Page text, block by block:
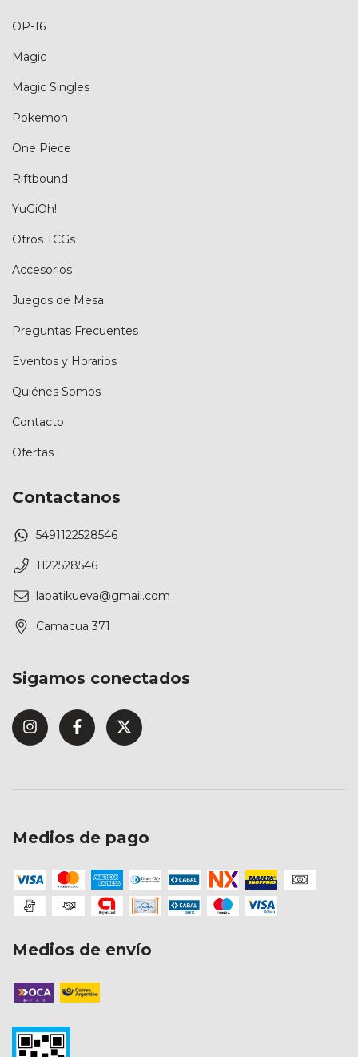
OP-16
Magic
Magic Singles
Pokemon
One Piece
Riftbound
YuGiOh!
Otros TCGs
Accesorios
Juegos de Mesa
Preguntas Frecuentes
Eventos y Horarios
Quiénes Somos
Contacto
Ofertas
Contactanos
5491122528546
1122528546
labatikueva@gmail.com
Camacua 371
Sigamos conectados
Medios de pago
Medios de envío